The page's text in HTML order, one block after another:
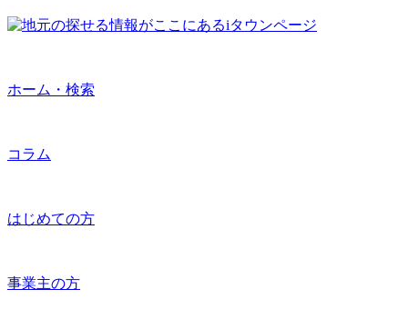
ホーム・検索
コラム
はじめての方
事業主の方